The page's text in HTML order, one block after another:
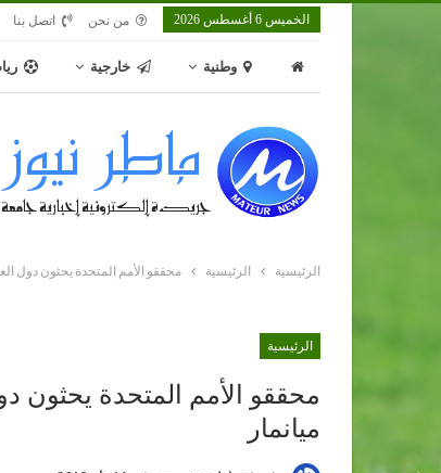
الخميس 6 أغسطس 2026 من نحن اتصل بنا
وطنية خارجية
الرئيسية الرئيسية محققو الأمم المتحدة يحثون دول
الرئيسية
محققو الأمم المتحدة يحثون
ميانمار